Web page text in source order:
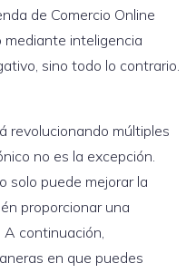
de Comercio Online
inteligencia
sino todo lo contrario.
revolucionando múltiples
no es la excepción.
solo puede mejorar la
proporcionar una
A continuación,
en que puedes